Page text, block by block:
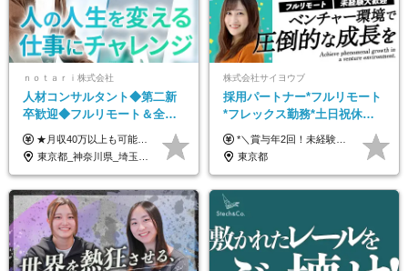
ｎｏｔａｒｉ株式会社
人材コンサルタント◆第二新
卒歓迎◆フルリモート＆全国
から勤務OK◆残業月10h以内
◆フレックス制
★月収40万以上も可能！ ★能力・スキル・経験を考慮した年収額を設定します ★年功序列ではなく、チャレンジを評価して給与に反映！ ■月給20万円～40万円＋決算賞与 ※経験・スキルを考慮のうえ決定します ※給与にはみなし残業代40時間分を含む。そのほか詳細に関しては別途面接時にご説明します ※試用期間3ヵ月あり。期間中の雇用形態・条件などに差異はありません
東京都_神奈川県_埼玉県_千葉県_大阪府_愛知県_北海道_青森県_岩手県_宮城県_秋田県_山形県_福島県_茨城県_栃木県_群馬県_新潟県_山梨県_長野県_富山県_石川県_福井県_静岡県_岐阜県_三重県_兵庫県_京都府_滋賀県_奈良県_和歌山県_広島県_岡山県_鳥取県_島根県_山口県_徳島県_香川県_愛媛県_高知県_福岡県_熊本県_佐賀県_長崎県_大分県_宮崎県_鹿児島県_沖縄県
株式会社サイヨウブ
採用パートナー*フルリモート
*フレックス勤務*土日祝休み*
月給28万円～*産育休取得実績
あり*年間休日120日
*＼賞与年2回！未経験から月給28万円スタート／* ★昇給年12回あり！随時昇給のチャンス ◆月給28万～40万円＋賞与年2回＋各種インセンティブ ※経験・スキルを考慮の上、決定します ※試用期間6ヶ月間あり（期間中は月給26万円～になります。その他待遇等に差異はありません） ※月給には月35時間分の固定残業代含む（月5万4800円/超過分別途支給） ※ほとんどのメンバーが残業ゼロです！フレックスタイム制のため、自分の生活に合わせて調整できます。 ＼希望性で土曜日出勤あり／ お客様より「土曜日に応募者の対応をしてほしい」という ご要望を受けた際に、応募者対応⇒求職者との メッセージのやり取りなど、対応が発生する場合があります。 ※土曜日に出勤いただく場合は ・2時間稼働：4500円 ・4時間稼働：9000円 の給与が発生。勤務時間が4時間超えることは原則ありません。 短期間で高い給与をGETできるチャンスです♪
東京都